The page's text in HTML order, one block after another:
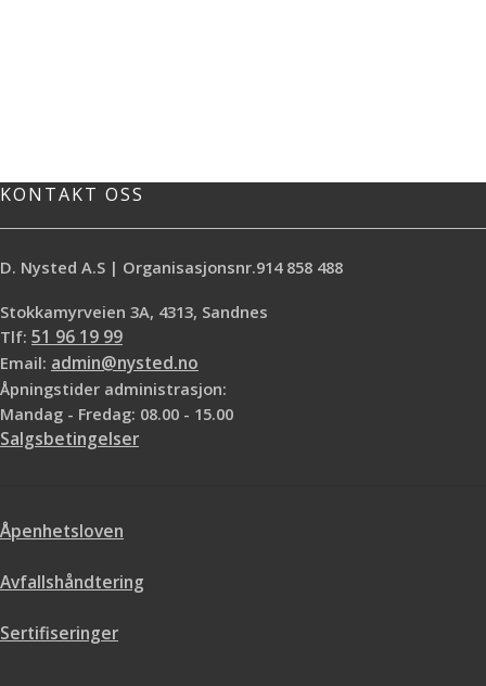
KONTAKT OSS
D. Nysted A.S | Organisasjonsnr.914 858 488
Stokkamyrveien 3A, 4313, Sandnes
Tlf: 51 96 19 99
Email: admin@nysted.no
Åpningstider administrasjon:
Mandag - Fredag: 08.00 - 15.00
Salgsbetingelser
Åpenhetsloven
Avfallshåndtering
Sertifiseringer